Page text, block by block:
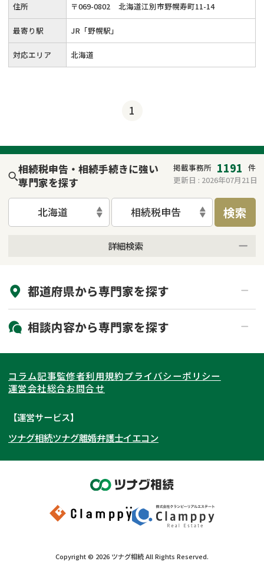
住所 〒069-0802 北海道江別市野幌寿町11-14
最寄り駅 JR「野幌駅」
対応エリア 北海道
1
相続税申告・相続手続きに強い
専門家を探す
掲載事務所 1191 件
更新日 : 2026年07月21日
北海道 相続税申告 検索
詳細検索
初回相談無料
土日祝の相談可能
都道府県から専門家を探す
北海道・東北
北海道 青森県
岩手県 宮城県
秋田県
福島県
関東
東京都 神奈川県
埼玉県
茨城県 群馬県
東海
愛知県
岐阜県 山梨県
関西
大阪府 京都府
奈良県
和歌山県
北陸・甲信越
石川県
富山県
岡山県
九州・沖縄
相談内容から専門家を探す
相続登記
遺産分割
相続手続き
家族信託
成年後見・任意後見
相続財産調査
不動産評価(相続不動産)
相続トラブル
コラム記事監修者利用規約プライバシーポリシー
運営会社総合お問合せ
【運営サービス】
ツナグ相続ツナグ離婚弁護士イエコン
Copyright © 2026 ツナグ相続All Rights Reserved.